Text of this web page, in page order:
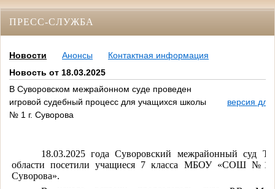
ПРЕСС-СЛУЖБА
Новости Анонсы
Контактная информация
Новость от 18.03.2025
В Суворовском межрайонном суде проведен
игровой судебный процесс для учащихся школы
№ 1 г. Суворова
версия для
18.03.2025 года Суворовский межрайонный суд
области посетили учащиеся 7 класса МБОУ «СОШ
Суворова».